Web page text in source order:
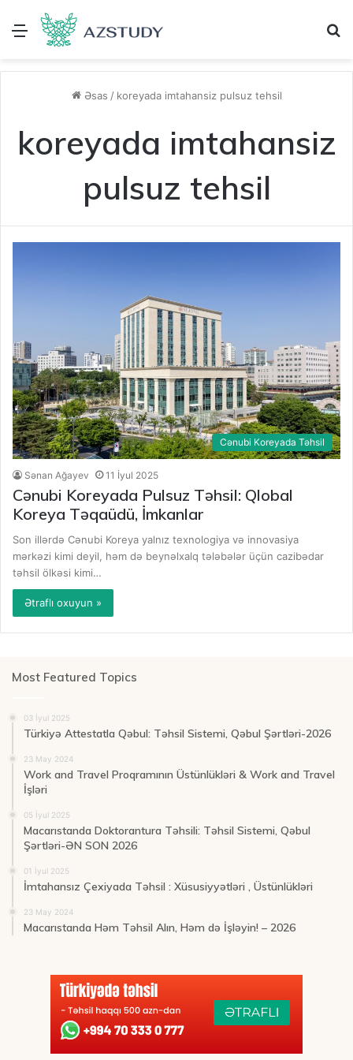
Menu
Əsas / koreyada imtahansiz pulsuz tehsil
koreyada imtahansiz
pulsuz tehsil
Cənubi Koreyada Təhsil
Sənan Ağayev 11 İyul 2025
Cənubi Koreyada Pulsuz Təhsil: Qlobal
Koreya Təqaüdü, İmkanlar
Son illərdə Cənubi Koreya yalnız texnologiya və innovasiya
mərkəzi kimi deyil, həm də beynəlxalq tələbələr üçün cazibədar
təhsil ölkəsi kimi…
Ətraflı oxuyun »
Most Featured Topics
03 İyul 2025
Türkiyə Attestatla Qəbul: Təhsil Sistemi, Qəbul Şərtləri-2026
23 May 2024
Work and Travel Proqramının Üstünlükləri & Work and Travel
İşləri
05 İyul 2025
Macarıstanda Doktorantura Təhsili: Təhsil Sistemi, Qəbul
Şərtləri-ƏN SON 2026
01 İyul 2025
İmtahansız Çexiyada Təhsil : Xüsusiyyətləri , Üstünlükləri
23 May 2024
Macarıstanda Həm Təhsil Alın, Həm də İşləyin! – 2026